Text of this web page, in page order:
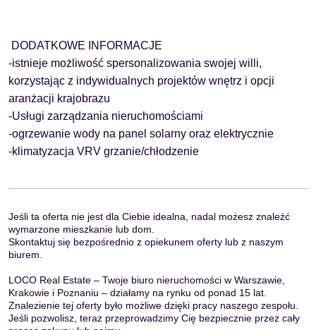
DODATKOWE INFORMACJE
-istnieje możliwość spersonalizowania swojej willi,
korzystając z indywidualnych projektów wnętrz i opcji
aranżacji krajobrazu
-Usługi zarządzania nieruchomościami
-ogrzewanie wody na panel solarny oraz elektrycznie
-klimatyzacja VRV grzanie/chłodzenie
Jeśli ta oferta nie jest dla Ciebie idealna, nadal możesz znaleźć
wymarzone mieszkanie lub dom.
Skontaktuj się bezpośrednio z opiekunem oferty lub z naszym
biurem.
LOCO Real Estate – Twoje biuro nieruchomości w Warszawie,
Krakowie i Poznaniu – działamy na rynku od ponad 15 lat.
Znalezienie tej oferty było możliwe dzięki pracy naszego zespołu.
Jeśli pozwolisz, teraz przeprowadzimy Cię bezpiecznie przez cały